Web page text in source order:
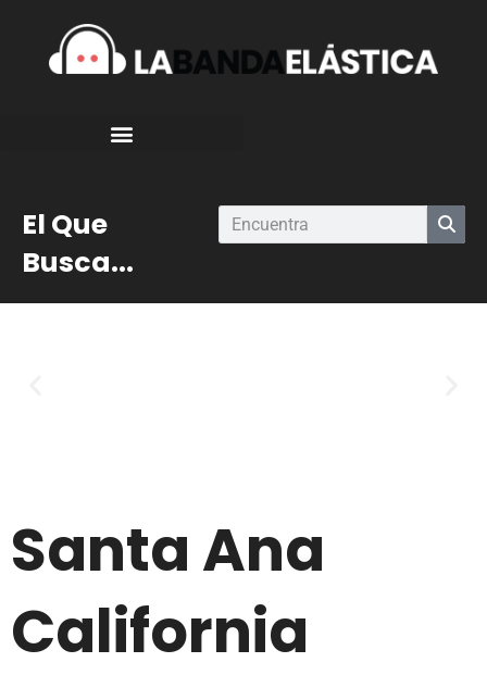
El Que
Busca...
Santa Ana
California